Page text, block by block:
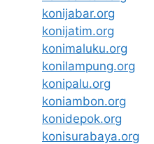
konijabar.org
konijatim.org
konimaluku.org
konilampung.org
konipalu.org
koniambon.org
konidepok.org
konisurabaya.org